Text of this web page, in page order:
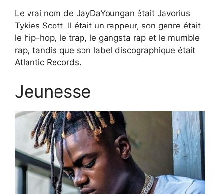
Le vrai nom de JayDaYoungan était Javorius
Tykies Scott. Il était un rappeur, son genre était
le hip-hop, le trap, le gangsta rap et le mumble
rap, tandis que son label discographique était
Atlantic Records.
Jeunesse